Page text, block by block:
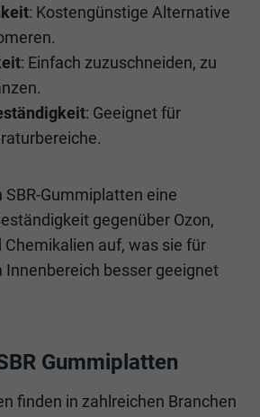
: Kostengünstige Alternative
: Einfach zuzuschneiden, zu
: Geeignet für
Gummiplatten eine
gegenüber Ozon,
Chemikalien auf, was sie für
Innenbereich besser geeignet
Gummiplatten
finden in zahlreichen Branchen